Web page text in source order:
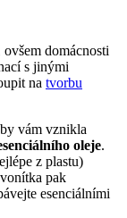
domácnosti
s jinými
na tvorbu
vám vznikla
oleje.
z plastu)
pak
esenciálními